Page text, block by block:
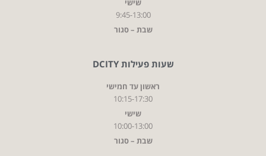
שישי
9:45-13:00
שבת – סגור
שעות פעילות DCITY
ראשון עד חמישי
10:15-17:30
שישי
10:00-13:00
שבת – סגור